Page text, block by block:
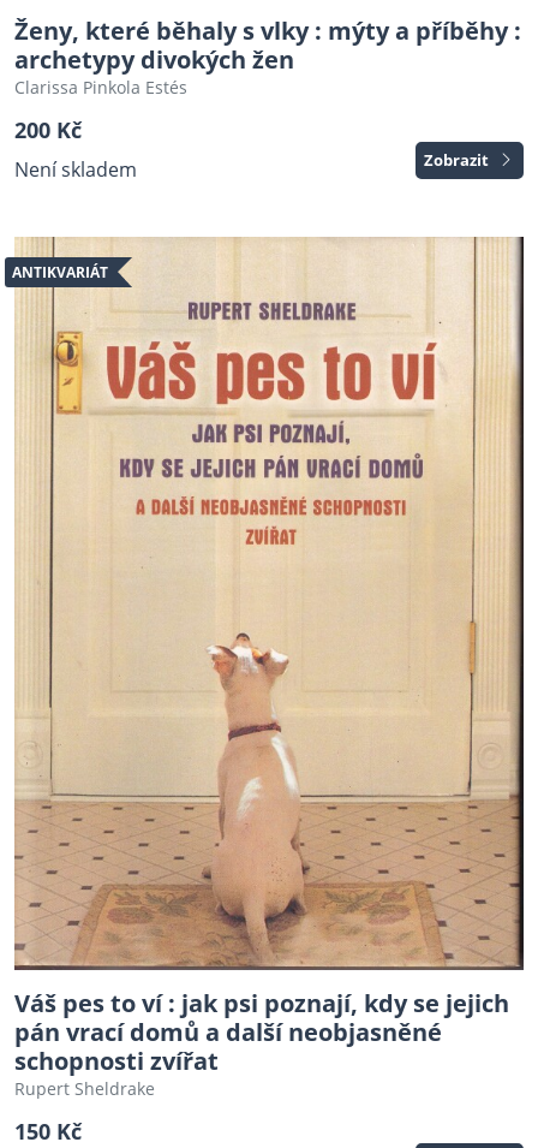
Ženy, které běhaly s vlky : mýty a příběhy :
archetypy divokých žen
Clarissa Pinkola Estés
200 Kč
Není skladem Zobrazit
ANTIKVARIÁT
Váš pes to ví : jak psi poznají, kdy se jejich
pán vrací domů a další neobjasněné
schopnosti zvířat
Rupert Sheldrake
150 Kč